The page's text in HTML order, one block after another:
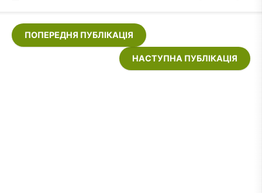
ПОПЕРЕДНЯ ПУБЛІКАЦІЯ
НАСТУПНА ПУБЛІКАЦІЯ